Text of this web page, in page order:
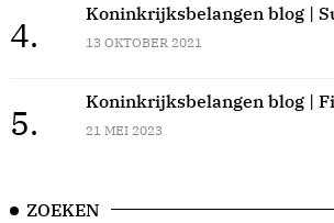
4.
Koninkrijksbelangen blog |
13 OKTOBER 2021
5.
Koninkrijksbelangen blog |
21 MEI 2023
ZOEKEN